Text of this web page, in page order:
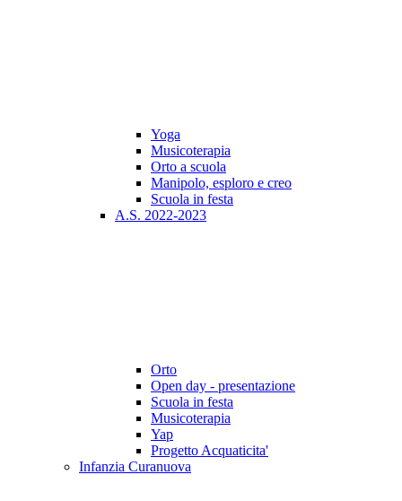
Yoga
Musicoterapia
Orto a scuola
Manipolo, esploro e creo
Scuola in festa
A.S. 2022-2023
Orto
Open day - presentazione
Scuola in festa
Musicoterapia
Yap
Progetto Acquaticita'
Infanzia Curanuova